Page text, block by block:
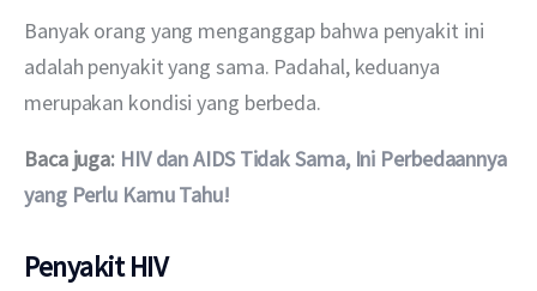
Banyak orang yang menganggap bahwa penyakit ini
adalah penyakit yang sama. Padahal, keduanya
merupakan kondisi yang berbeda.
Baca juga: HIV dan AIDS Tidak Sama, Ini Perbedaannya
yang Perlu Kamu Tahu!
Penyakit HIV